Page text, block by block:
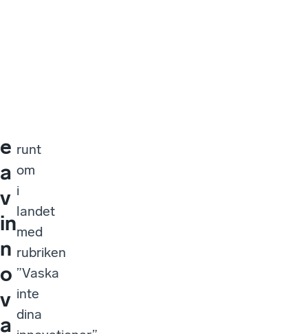
e
a
v
in
n
o
v
a
runt
om
i
landet
med
rubriken
”Vaska
inte
dina